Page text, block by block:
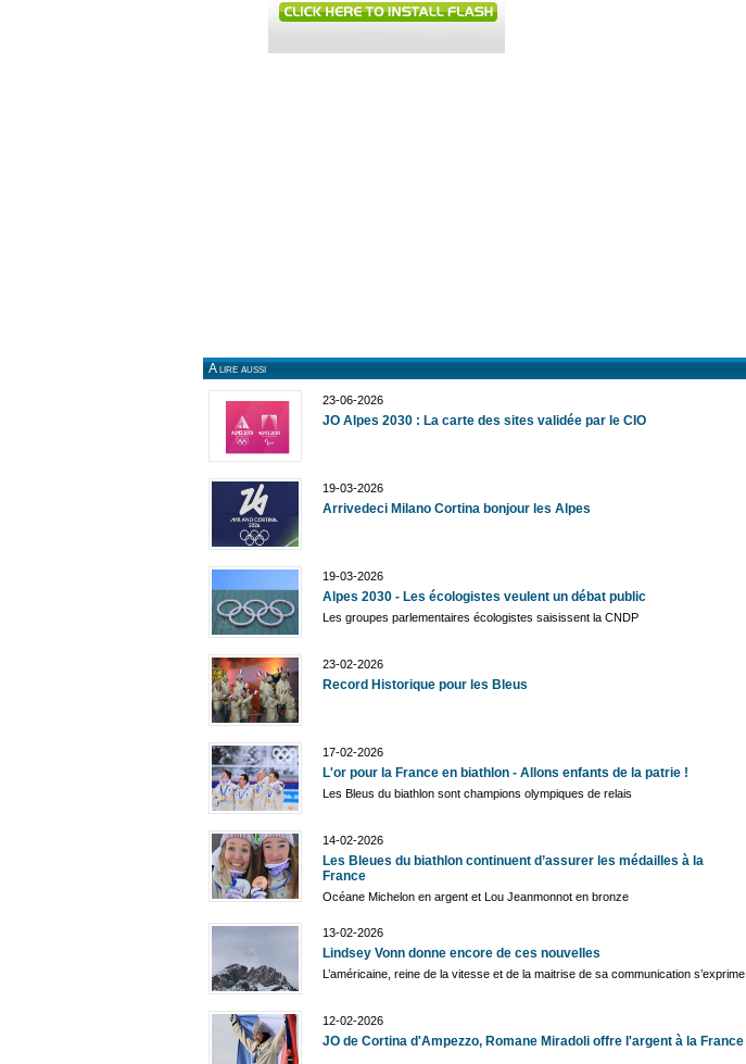
A lire aussi
23-06-2026
JO Alpes 2030 : La carte des sites validée par le CIO
19-03-2026
Arrivedeci Milano Cortina bonjour les Alpes
19-03-2026
Alpes 2030 - Les écologistes veulent un débat public
Les groupes parlementaires écologistes saisissent la CNDP
23-02-2026
Record Historique pour les Bleus
17-02-2026
L'or pour la France en biathlon - Allons enfants de la patrie !
Les Bleus du biathlon sont champions olympiques de relais
14-02-2026
Les Bleues du biathlon continuent d’assurer les médailles à la
France
Océane Michelon en argent et Lou Jeanmonnot en bronze
13-02-2026
Lindsey Vonn donne encore de ces nouvelles
L’américaine, reine de la vitesse et de la maitrise de sa communication s’exprime
12-02-2026
JO de Cortina d'Ampezzo, Romane Miradoli offre l'argent à la France